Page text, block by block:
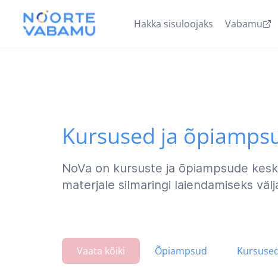
Hakka sisuloojaks Vabamu
Kursused ja
NoVa on kursuste ja õpiampsude
materjale silmaringi laiendamiseks
Vaata kõiki Õpiampsud